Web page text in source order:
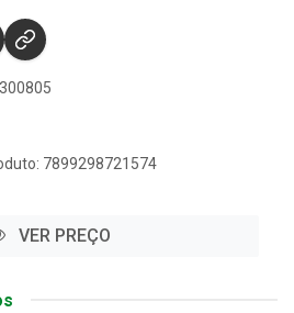
7899298721574
VER PREÇO